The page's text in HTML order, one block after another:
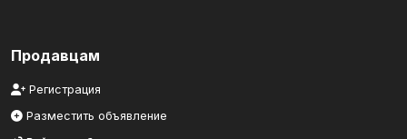
Продавцам
Регистрация
Разместить объявление